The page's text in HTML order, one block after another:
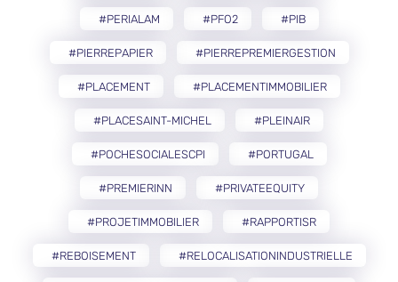
#PERIALAM #PFO2 #PIB
#PIERREPAPIER #PIERREPREMIERGESTION
#PLACEMENT #PLACEMENTIMMOBILIER
#PLACESAINT-MICHEL #PLEINAIR
#POCHESOCIALESCPI #PORTUGAL
#PREMIERINN #PRIVATEEQUITY
#PROJETIMMOBILIER #RAPPORTISR
#REBOISEMENT #RELOCALISATIONINDUSTRIELLE